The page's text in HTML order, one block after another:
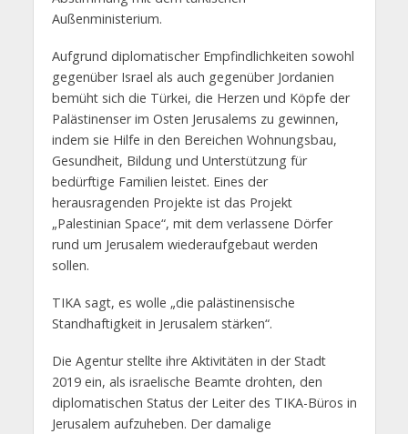
Außenministerium.
Aufgrund diplomatischer Empfindlichkeiten sowohl
gegenüber Israel als auch gegenüber Jordanien
bemüht sich die Türkei, die Herzen und Köpfe der
Palästinenser im Osten Jerusalems zu gewinnen,
indem sie Hilfe in den Bereichen Wohnungsbau,
Gesundheit, Bildung und Unterstützung für
bedürftige Familien leistet. Eines der
herausragenden Projekte ist das Projekt
„Palestinian Space“, mit dem verlassene Dörfer
rund um Jerusalem wiederaufgebaut werden
sollen.
TIKA sagt, es wolle „die palästinensische
Standhaftigkeit in Jerusalem stärken“.
Die Agentur stellte ihre Aktivitäten in der Stadt
2019 ein, als israelische Beamte drohten, den
diplomatischen Status der Leiter des TIKA-Büros in
Jerusalem aufzuheben. Der damalige